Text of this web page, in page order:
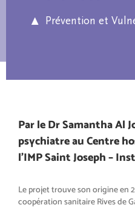
Prévention et
Par le Dr Samantha Al
psychiatre au Centre
l’IMP Saint Joseph –
Le projet trouve son origine en
coopération sanitaire Rives de